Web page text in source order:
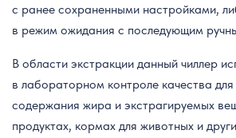
с ранее сохраненными настройками,
в режим ожидания с последующим
В области экстракции данный чиллер
в лабораторном контроле качества
содержания жира и экстрагируемых
продуктах, кормах для животных и